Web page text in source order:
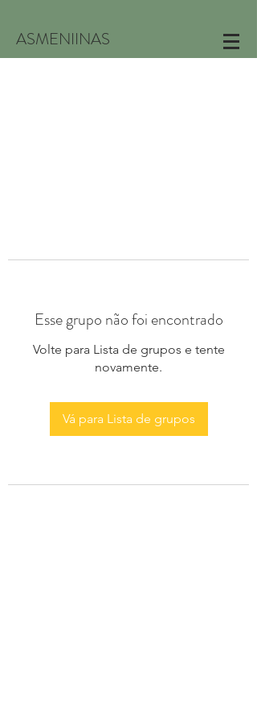
ASMENIINAS
Esse grupo não foi encontrado
Volte para Lista de grupos e tente
novamente.
Vá para Lista de grupos